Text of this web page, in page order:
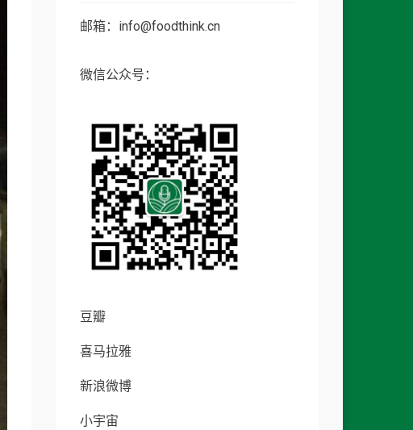
邮箱：info@foodthink.cn
微信公众号：
豆瓣
喜马拉雅
新浪微博
小宇宙